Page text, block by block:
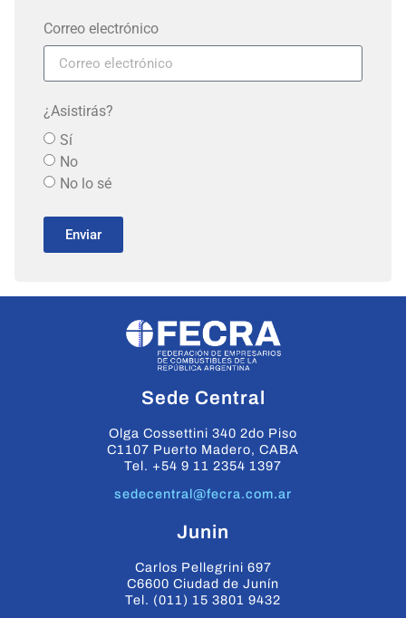
Correo electrónico
¿Asistirás?
Sí
No
No lo sé
Enviar
Sede Central
Olga Cossettini 340 2do Piso
C1107 Puerto Madero, CABA
Tel. +54 9 11 2354 1397
sedecentral@fecra.com.ar
Junin
Carlos Pellegrini 697
C6600 Ciudad de Junín
Tel. (011) 15 3801 9432